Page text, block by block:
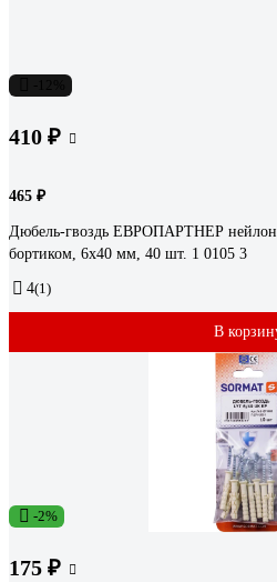
410 ₽
465 ₽
Дюбель-гвоздь ЕВРОПАРТНЕР
бортиком, 6x40 мм, 40 шт. 1 0105 3
4(1)
В
-2%
175 ₽